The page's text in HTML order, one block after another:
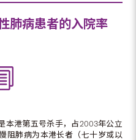
肺病患者的入院率
本港第五号杀手，占2003年公立
阻肺病为本港长者（七十岁或以